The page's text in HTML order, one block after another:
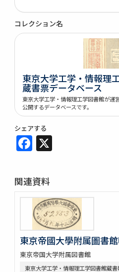
コレクション名
東京大学工学・情報理
蔵書票データベース
東京大学工学・情報理工学図書館が運
公開するデータベースです。
シェアする
Facebook
関連資料
東京帝國大學附属圖
東京帝国大学附属図書館
東京大学工学・情報理工学図書館蔵